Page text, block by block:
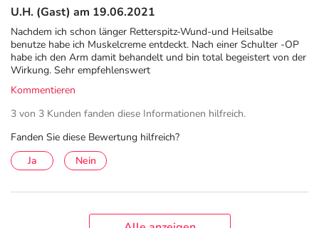
U.H. (Gast) am 19.06.2021
Nachdem ich schon länger Retterspitz-Wund-und Heilsalbe
benutze habe ich Muskelcreme entdeckt. Nach einer Schulter -OP
habe ich den Arm damit behandelt und bin total begeistert von der
Wirkung. Sehr empfehlenswert
Kommentieren
3 von 3 Kunden fanden diese Informationen hilfreich.
Fanden Sie diese Bewertung hilfreich?
Ja
Nein